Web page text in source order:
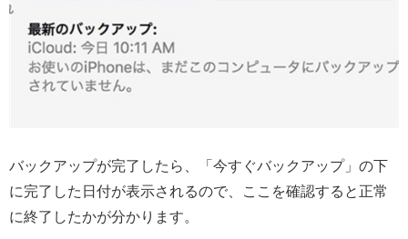
バックアップが完了したら、「今すぐバックアップ」の下
に完了した日付が表示されるので、ここを確認すると正常
に終了したかが分かります。